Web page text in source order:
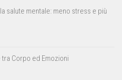
salute mentale: meno stress e più
tra Corpo ed Emozioni